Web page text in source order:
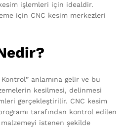
işlemleri için idealdir.
için CNC kesim merkezleri
anlamına gelir ve bu
kesilmesi, delinmesi
gerçekleştirilir. CNC kesim
tarafından kontrol edilen
istenen şekilde